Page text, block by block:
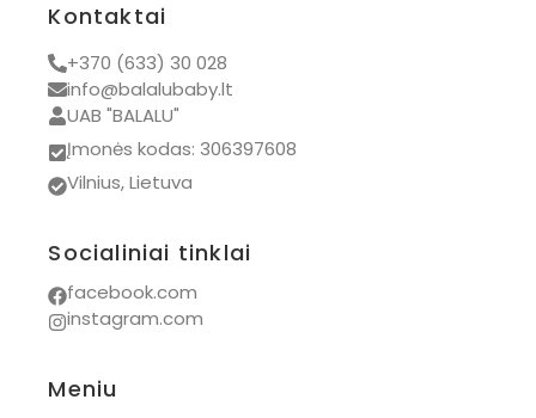
Kontaktai
+370 (633) 30 028
info@balalubaby.lt
UAB "BALALU"
Įmonės kodas: 306397608
Vilnius, Lietuva
Socialiniai tinklai
facebook.com
instagram.com
Meniu